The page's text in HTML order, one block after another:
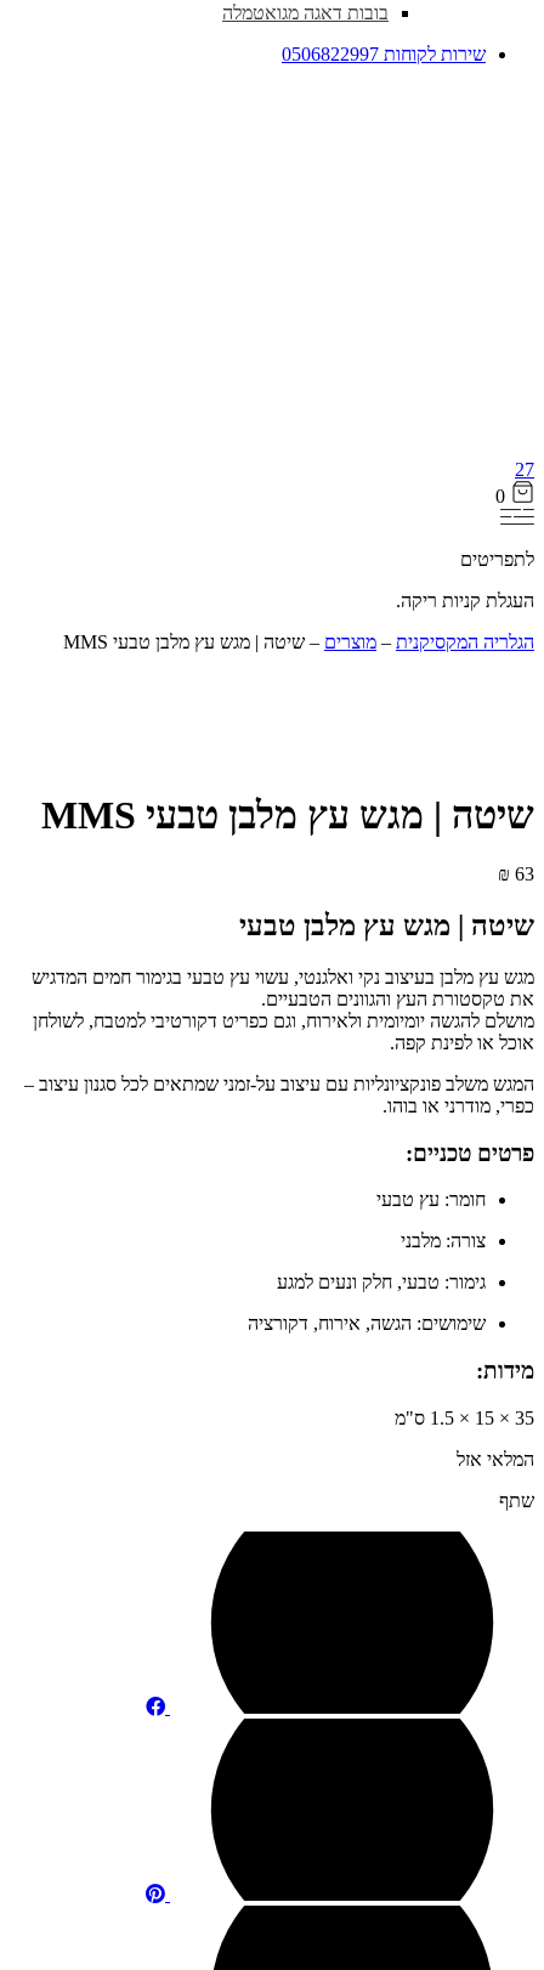
בובות דאגה מגואטמלה
שירות לקוחות 0506822997
27
0
לתפריטים
העגלת קניות ריקה.
הגלריה המקסיקנית ‒ מוצרים ‒ שיטה | מגש עץ מלבן טבעי MMS
שיטה | מגש עץ מלבן טבעי MMS
₪ 63
שיטה | מגש עץ מלבן טבעי
מגש עץ מלבן בעיצוב נקי ואלגנטי, עשוי עץ טבעי בגימור חמים המדגיש
את טקסטורת העץ והגוונים הטבעיים.
מושלם להגשה יומיומית ולאירוח, וגם כפריט דקורטיבי למטבח, לשולחן
אוכל או לפינת קפה.
המגש משלב פונקציונליות עם עיצוב על-זמני שמתאים לכל סגנון עיצוב –
כפרי, מודרני או בוהו.
פרטים טכניים:
חומר: עץ טבעי
צורה: מלבני
גימור: טבעי, חלק ונעים למגע
שימושים: הגשה, אירוח, דקורציה
מידות:
35 × 15 × 1.5 ס"מ
המלאי אזל
שתף